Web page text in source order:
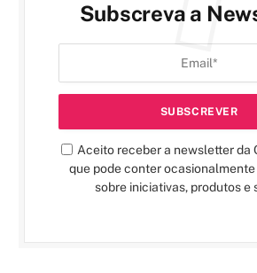
Subscreva a
Aceito receber a newsletter da
que pode conter
sobre iniciativas, produtos e